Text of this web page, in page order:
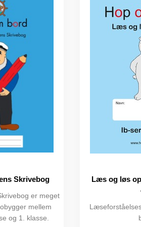
Skrivebog
er meget
mellem
og 1. klasse.
Læs og løs